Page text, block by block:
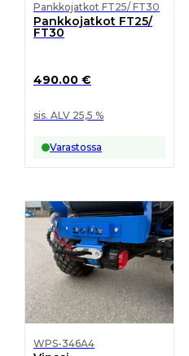
Pankkojatkot FT25/ FT30
Pankkojatkot FT25/
FT30
490.00 €
sis. ALV 25,5 %
Varastossa
WPS-346A4